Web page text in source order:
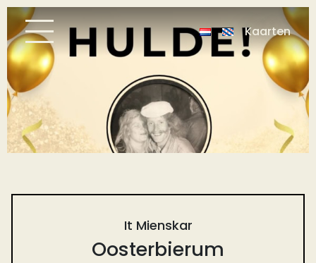
Kaarten
It Mienskar
Oosterbierum